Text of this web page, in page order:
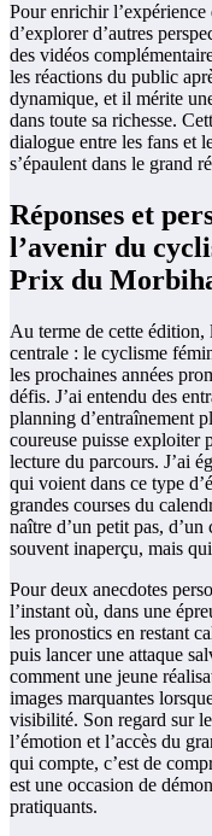
Pour enrichir l’expérience
d’explorer d’autres
des vidéos
les réactions du public
dynamique, et il mérite
dans toute sa richesse.
dialogue entre les fans et
s’épaulent dans le grand
Réponses et
l’avenir du
Prix du
Au terme de cette édition,
centrale : le cyclisme
les prochaines années
défis. J’ai entendu des
planning d’entraînement
coureuse puisse exploiter
lecture du parcours. J’ai
qui voient dans ce type
grandes courses du
naître d’un petit pas,
souvent inaperçu, mais
Pour deux anecdotes
l’instant où, dans une
les pronostics en restant
puis lancer une attaque
comment une jeune
images marquantes
visibilité. Son regard sur
l’émotion et l’accès du
qui compte, c’est de
est une occasion de
pratiquants.